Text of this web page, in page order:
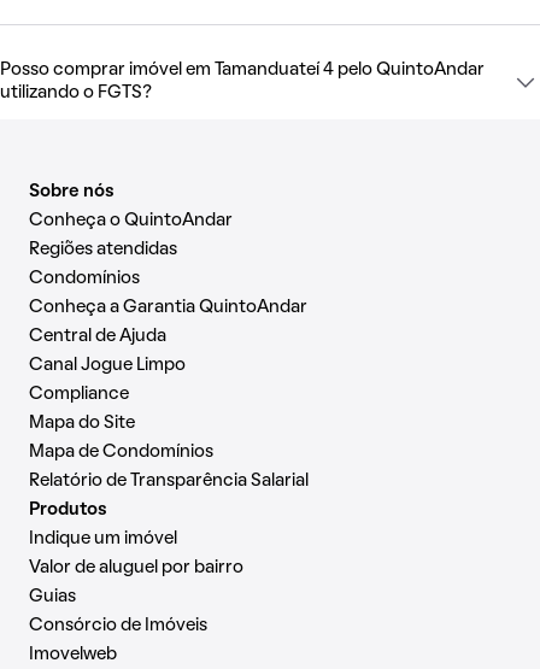
Posso comprar imóvel em Tamanduateí 4 pelo QuintoAndar
utilizando o FGTS?
Sobre nós
Conheça o QuintoAndar
Regiões atendidas
Condomínios
Conheça a Garantia QuintoAndar
Central de Ajuda
Canal Jogue Limpo
Compliance
Mapa do Site
Mapa de Condomínios
Relatório de Transparência Salarial
Produtos
Indique um imóvel
Valor de aluguel por bairro
Guias
Consórcio de Imóveis
Imovelweb